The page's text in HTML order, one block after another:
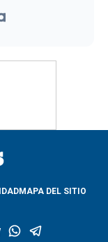
MAPA DEL SITIO
g
w